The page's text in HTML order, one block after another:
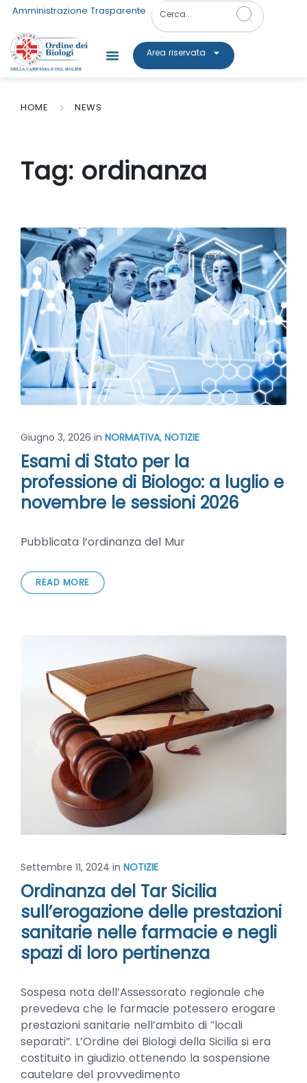
Amministrazione Trasparente
Area riservata
HOME NEWS
Tag: ordinanza
Giugno 3, 2026 in NORMATIVA, NOTIZIE
Esami di Stato per la
professione di Biologo: a luglio e
novembre le sessioni 2026
Pubblicata l’ordinanza del Mur
READ MORE
Settembre 11, 2024 in NOTIZIE
Ordinanza del Tar Sicilia
sull’erogazione delle prestazioni
sanitarie nelle farmacie e negli
spazi di loro pertinenza
Sospesa nota dell’Assessorato regionale che
prevedeva che le farmacie potessero erogare
prestazioni sanitarie nell’ambito di “locali
separati”. L’Ordine dei Biologi della Sicilia si era
costituito in giudizio ottenendo la sospensione
cautelare del provvedimento